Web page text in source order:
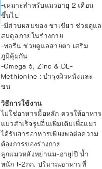
-เหมาะสำหรับแมวอายุ 2 เดือน
ขึ้นไป
-มีส่วนผสมของ ชาเขียว ช่วยดูแล
สมดุลภายในร่างกาย
-ทอรีน ช่วยดูแลสายตา เสริม
ภูมิคุ้มกัน
-Omega 6, Zinc & DL-
Methionine : บำรุงผิวหนังและ
ขน
วิธีการใช้งาน
ไม่ใช่อาหารมื้อหลัก ควรให้อาหาร
แมวสำเร็จรูปอื่นเพิ่มเติมเพื่อแมว
ได้รับสารอาหารเพียงพอต่อความ
ต้องการของร่างกาย
ลูกแมวหลังหย่านม-อายุ1ปี น้ำ
หนัก 1-2กก. ปริมาณอาหารที่